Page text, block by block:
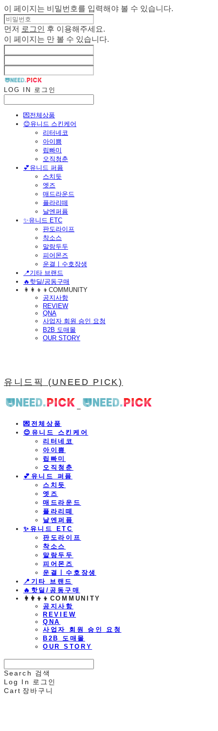
이 페이지는 비밀번호를 입력해야 볼 수 있습니다.
먼저 로그인
후 이용해주세요.
이 페이지는 만 볼 수 있습니다.
LOG IN 로그인
💌전체상품
😊유니드 스킨케어
리터네코
아이쁨
립빠미
오직청춘
💕유니드 퍼퓸
스치듯
엣즈
매드라운드
플라리떼
날엔퍼퓸
​✨유니드 ETC
판도라이프
착소스
말랑두두
피어몬즈
운결ㅣ수호장생
📍기타 브랜드
🔥핫딜/공동구매
👩‍👩‍👦‍👦COMMUNITY
공지사항
REVIEW
QNA
사업자 회원 승인 요청
B2B 도매몰
OUR STORY
유니드픽 (UNEED PICK)
💌전체상품
😊유니드 스킨케어
리터네코
아이쁨
립빠미
오직청춘
💕유니드 퍼퓸
스치듯
엣즈
매드라운드
플라리떼
날엔퍼퓸
​✨유니드 ETC
판도라이프
착소스
말랑두두
피어몬즈
운결ㅣ수호장생
📍기타 브랜드
🔥핫딜/공동구매
👩‍👩‍👦‍👦COMMUNITY
공지사항
REVIEW
QNA
사업자 회원 승인 요청
B2B 도매몰
OUR STORY
Search
검색
Log In
로그인
Cart 장바구니